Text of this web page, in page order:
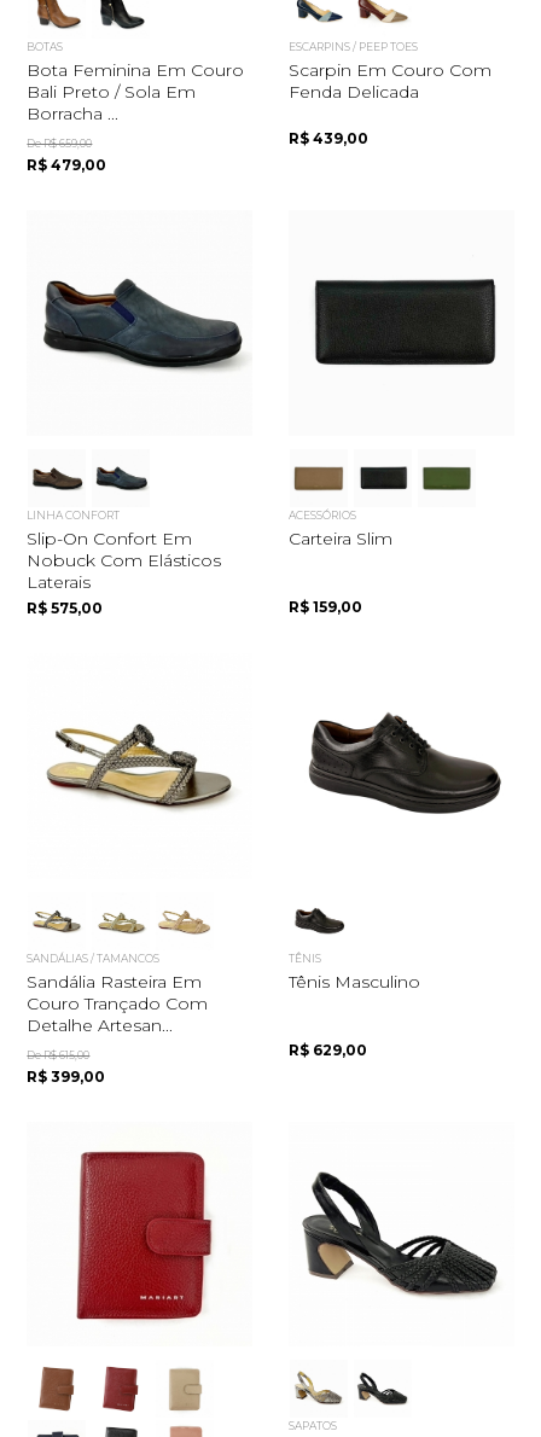
BOTAS
Bota Feminina Em Couro
Bali Preto / Sola Em
Borracha ...
De R$ 659,00
R$ 479,00
ESCARPINS / PEEP TOES
Scarpin Em Couro Com
Fenda Delicada
R$ 439,00
LINHA CONFORT
Slip-On Confort Em
Nobuck Com Elásticos
Laterais
R$ 575,00
ACESSÓRIOS
Carteira Slim
R$ 159,00
SANDÁLIAS / TAMANCOS
Sandália Rasteira Em
Couro Trançado Com
Detalhe Artesan...
De R$ 615,00
R$ 399,00
TÊNIS
Tênis Masculino
R$ 629,00
SAPATOS